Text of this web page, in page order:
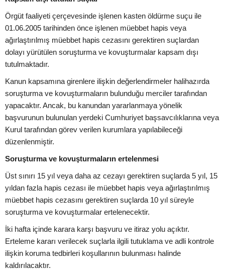
Örgüt faaliyeti çerçevesinde işlenen kasten öldürme suçu ile
01.06.2005 tarihinden önce işlenen müebbet hapis veya
ağırlaştırılmış müebbet hapis cezasını gerektiren suçlardan
dolayı yürütülen soruşturma ve kovuşturmalar kapsam dışı
tutulmaktadır.
Kanun kapsamına girenlere ilişkin değerlendirmeler halihazırda
soruşturma ve kovuşturmaların bulunduğu merciler tarafından
yapacaktır. Ancak, bu kanundan yararlanmaya yönelik
başvurunun bulunulan yerdeki Cumhuriyet başsavcılıklarına veya
Kurul tarafından görev verilen kurumlara yapılabileceği
düzenlenmiştir.
Soruşturma ve kovuşturmaların ertelenmesi
Üst sınırı 15 yıl veya daha az cezayı gerektiren suçlarda 5 yıl, 15
yıldan fazla hapis cezası ile müebbet hapis veya ağırlaştırılmış
müebbet hapis cezasını gerektiren suçlarda 10 yıl süreyle
soruşturma ve kovuşturmalar ertelenecektir.
İki hafta içinde karara karşı başvuru ve itiraz yolu açıktır.
Erteleme kararı verilecek suçlarla ilgili tutuklama ve adli kontrole
ilişkin koruma tedbirleri koşullarının bulunması halinde
kaldırılacaktır.